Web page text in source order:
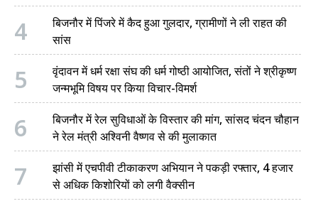
4
बिजनौर में पिंजरे में कैद हुआ गुलदार, ग्रामीणों ने ली राहत की
सांस
5
वृंदावन में धर्म रक्षा संघ की धर्म गोष्ठी आयोजित, संतों ने श्रीकृष्ण
जन्मभूमि विषय पर किया विचार-विमर्श
6
बिजनौर में रेल सुविधाओं के विस्तार की मांग, सांसद चंदन चौहान
ने रेल मंत्री अश्विनी वैष्णव से की मुलाकात
7
झांसी में एचपीवी टीकाकरण अभियान ने पकड़ी रफ्तार, 4 हजार
से अधिक किशोरियों को लगी वैक्सीन